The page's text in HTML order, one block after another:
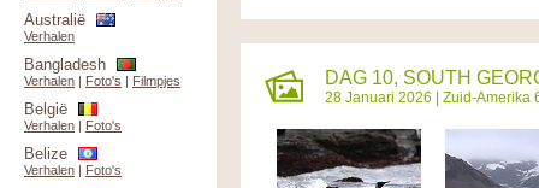
DAG 10, SOUTH
28 Januari 2026 | Zuid-Amerika
Australië
Verhalen
Bangladesh
Verhalen | Foto's | Filmpjes
België
Verhalen | Foto's
Belize
Verhalen | Foto's